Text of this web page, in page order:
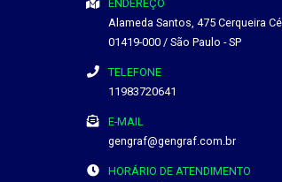
ENDEREÇO
Alameda Santos, 475 Cerqueira
01419-000 / São Paulo - SP
TELEFONE
11983720641
E-MAIL
gengraf@gengraf.com.br
HORÁRIO DE ATENDIMENTO